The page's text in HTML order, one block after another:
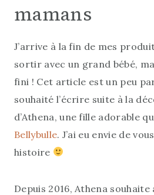
mamans
J’arrive à la fin de mes
sortir avec un grand bébé,
fini ! Cet article est un peu
souhaité l’écrire suite à la
d’Athena, une fille adorable
Bellybulle. J’ai eu envie de
histoire
Depuis 2016, Athena